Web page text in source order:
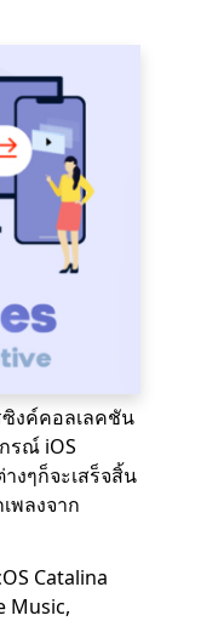
ซิงค์คอลเลคชัน
รณ์ iOS
งๆก็จะเสร็จสิ้น
พลงจาก
Catalina
Music,